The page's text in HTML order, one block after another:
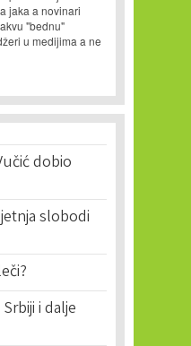
jaka a novinari
"bednu"
u medijima a ne
dobio
slobodi
i dalje